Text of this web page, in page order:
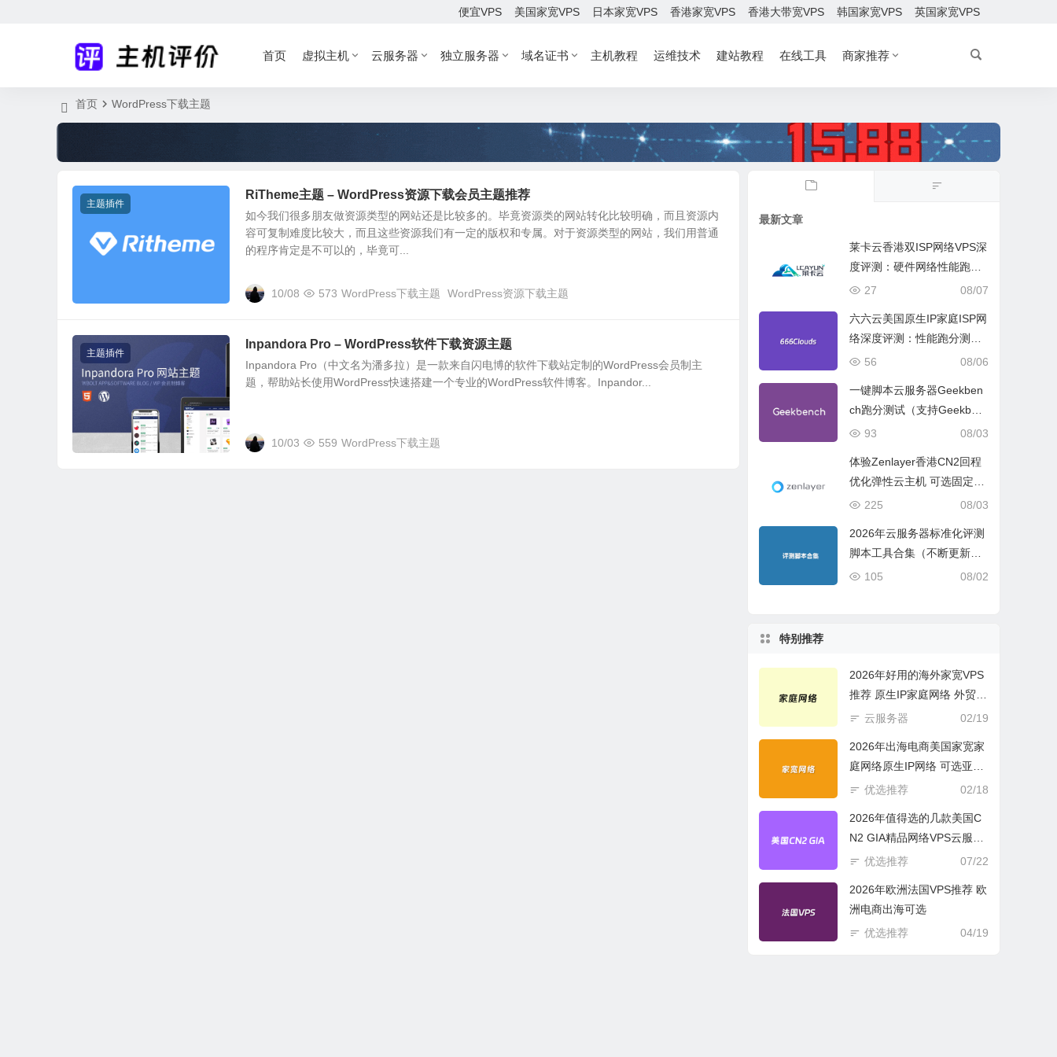
便宜VPS 美国家宽VPS 日本家宽VPS 香港家宽VPS 香港大带宽VPS 韩国家宽VPS 英国家宽VPS
首页 虚拟主机 云服务器 独立服务器 域名证书 主机教程 运维技术 建站教程 在线工具 商家推荐
首页 WordPress下载主题
主题插件
RiTheme主题 – WordPress资源下载会员主题推荐
如今我们很多朋友做资源类型的网站还是比较多的。毕竟资源类的网站转化比较明确，而且资源内
容可复制难度比较大，而且这些资源我们有一定的版权和专属。对于资源类型的网站，我们用普通
的程序肯定是不可以的，毕竟可...
10/08 573 WordPress下载主题 WordPress资源下载主题
主题插件
Inpandora Pro – WordPress软件下载资源主题
Inpandora Pro（中文名为潘多拉）是一款来自闪电博的软件下载站定制的WordPress会员制主
题，帮助站长使用WordPress快速搭建一个专业的WordPress软件博客。Inpandor...
10/03 559 WordPress下载主题
最新文章
莱卡云香港双ISP网络VPS深
度评测：硬件网络性能跑
分、流媒体兼容测试和选择
08/07
27
六六云美国原生IP家庭ISP网
络深度评测：性能跑分测
试、网络线路与购买建议08/06
56
一键脚本云服务器Geekben
ch跑分测试（支持Geekben
ch 5 Geekbench 6 Geekbe
08/03
93
体验Zenlayer香港CN2回程
优化弹性云主机 可选固定带
宽或流量模式
08/03
225
2026年云服务器标准化评测
脚本工具合集（不断更新完
善）
08/02
105
特别推荐
2026年好用的海外家宽VPS
推荐 原生IP家庭网络 外贸电
商必选
02/19
云服务器
2026年出海电商美国家宽家
庭网络原生IP网络 可选亚欧
美云服务器
02/18
优选推荐
2026年值得选的几款美国C
N2 GIA精品网络VPS云服务
器推荐
07/22
优选推荐
2026年欧洲法国VPS推荐 欧
洲电商出海可选
04/19
优选推荐